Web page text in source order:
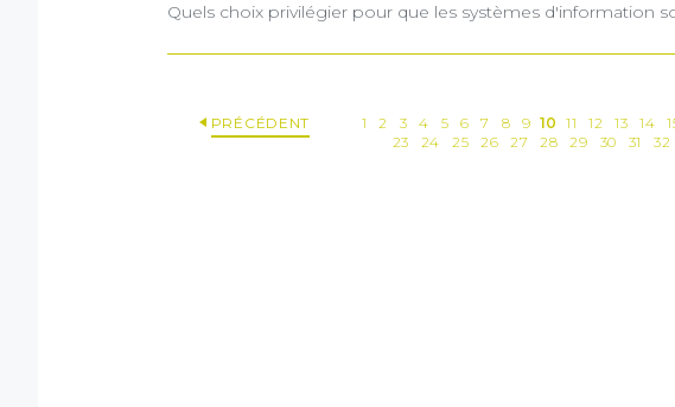
Quels choix privilégier pour que les systèmes d'information
PRÉCÉDENT 1 2 3 4 5 6 7 8 9 10 11 12 13 14
23
24 25 26 27 28 29 30 31 32